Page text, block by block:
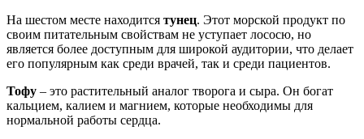
На шестом месте находится тунец. Этот морской продукт по
своим питательным свойствам не уступает лососю, но
является более доступным для широкой аудитории, что делает
его популярным как среди врачей, так и среди пациентов.
Тофу – это растительный аналог творога и сыра. Он богат
кальцием, калием и магнием, которые необходимы для
нормальной работы сердца.